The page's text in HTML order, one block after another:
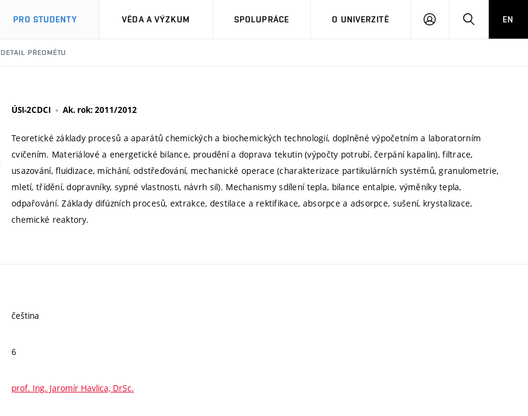
PRO STUDENTY VĚDA A VÝZKUM SPOLUPRÁCE O UNIVERZITĚ
PŘIHLÁSIT HLEDATEN
DETAIL PŘEDMĚTU
ÚSI-2CDCI Ak. rok: 2011/2012
Teoretické základy procesů a aparátů chemických a biochemických technologií, doplněné výpočetním a laboratorním
cvičením. Materiálové a energetické bilance, proudění a doprava tekutin (výpočty potrubí, čerpání kapalin), filtrace,
usazování, fluidizace, míchání, odstřeďování, mechanické operace (charakterizace partikulárních systémů, granulometrie,
mletí, třídění, dopravníky, sypné vlastnosti, návrh sil). Mechanismy sdílení tepla, bilance entalpie, výměníky tepla,
odpařování. Základy difúzních procesů, extrakce, destilace a rektifikace, absorpce a adsorpce, sušení, krystalizace,
chemické reaktory.
čeština
6
prof. Ing. Jaromír Havlica, DrSc.